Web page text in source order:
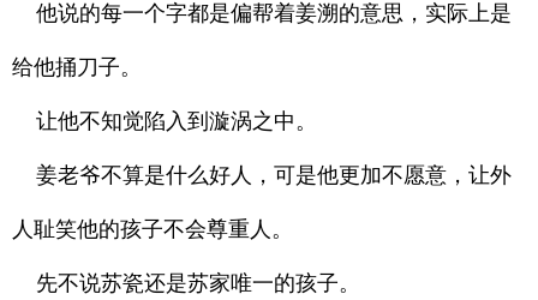
他说的每一个字都是偏帮着姜溯的意思，实际上是
给他捅刀子。
让他不知觉陷入到漩涡之中。
姜老爷不算是什么好人，可是他更加不愿意，让外
人耻笑他的孩子不会尊重人。
先不说苏瓷还是苏家唯一的孩子。